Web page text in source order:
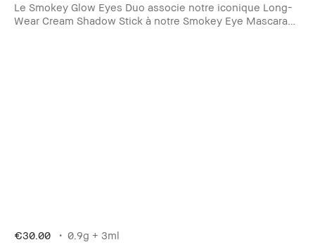
Le Smokey Glow Eyes Duo associe notre iconique Long-
Wear Cream Shadow Stick à notre Smokey Eye Mascara
€30.00 0.9g + 3ml